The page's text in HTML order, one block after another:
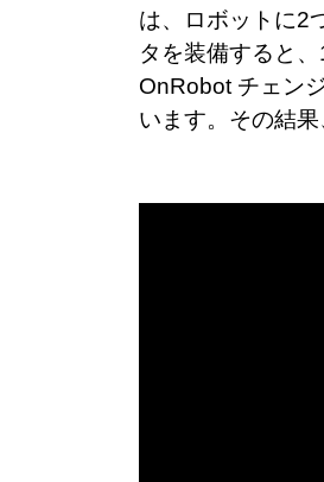
は、ロボットに2
タを装備すると
OnRobot チェン
います。その結